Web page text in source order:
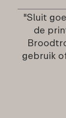
"Sluit
de
gebruik